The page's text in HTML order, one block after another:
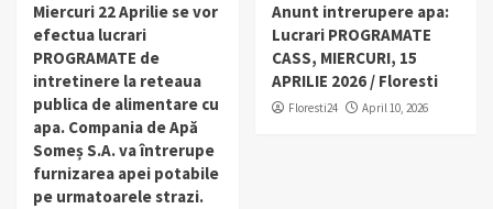
Miercuri 22 Aprilie se vor
efectua lucrari
PROGRAMATE de
intretinere la reteaua
publica de alimentare cu
apa. Compania de Apă
Someș S.A. va întrerupe
furnizarea apei potabile
pe urmatoarele strazi.
Anunt intrerupere apa:
Lucrari PROGRAMATE
CASS, MIERCURI, 15
APRILIE 2026 / Floresti
Floresti24 April 10, 2026